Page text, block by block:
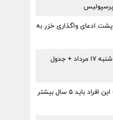
ادعای واگذاری خزر به
جزئیات ثبت‌نام کوییک S سایپا از شنبه ۱۷ مرداد + جدول
شرط جدید بازنشستگی اجرایی شد؛ این افراد باید ۵ سال بیشتر